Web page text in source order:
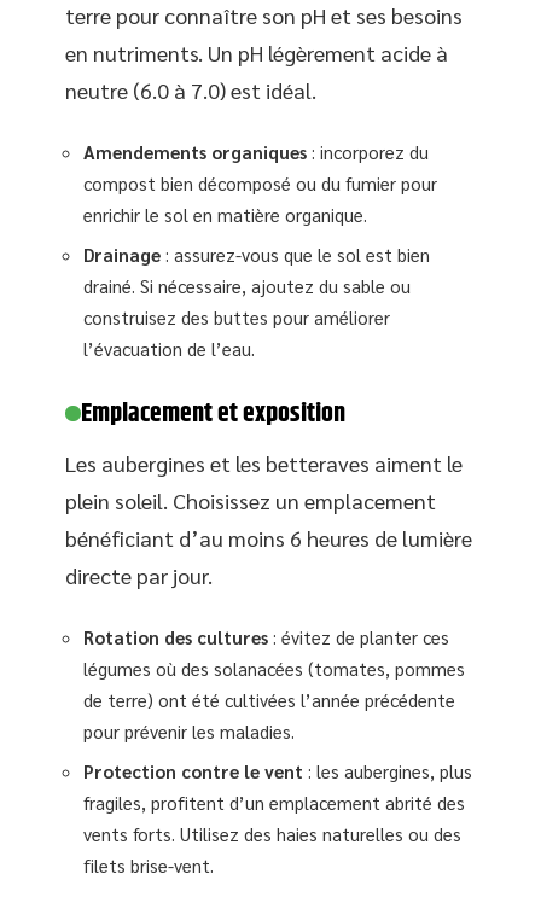
terre pour connaître son pH et ses besoins
en nutriments. Un pH légèrement acide à
neutre (6.0 à 7.0) est idéal.
Amendements organiques : incorporez du
compost bien décomposé ou du fumier pour
enrichir le sol en matière organique.
Drainage : assurez-vous que le sol est bien
drainé. Si nécessaire, ajoutez du sable ou
construisez des buttes pour améliorer
l’évacuation de l’eau.
Emplacement et exposition
Les aubergines et les betteraves aiment le
plein soleil. Choisissez un emplacement
bénéficiant d’au moins 6 heures de lumière
directe par jour.
Rotation des cultures : évitez de planter ces
légumes où des solanacées (tomates, pommes
de terre) ont été cultivées l’année précédente
pour prévenir les maladies.
Protection contre le vent : les aubergines, plus
fragiles, profitent d’un emplacement abrité des
vents forts. Utilisez des haies naturelles ou des
filets brise-vent.